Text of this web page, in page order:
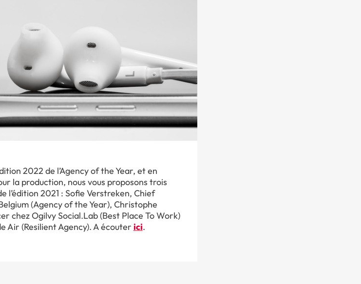
2022 de l’Agency of the Year, et en
la production, nous vous proposons trois
l’édition 2021 : Sofie Verstreken, Chief
(Agency of the Year), Christophe
chez Ogilvy Social.Lab (Best Place To Work)
Air (Resilient Agency). A écouter ici.